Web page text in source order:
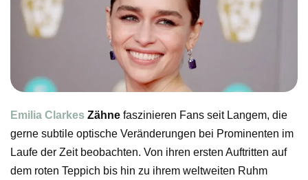
Emilia Clarkes Zähne faszinieren Fans seit Langem, die
gerne subtile optische Veränderungen bei Prominenten im
Laufe der Zeit beobachten. Von ihren ersten Auftritten auf
dem roten Teppich bis hin zu ihrem weltweiten Ruhm